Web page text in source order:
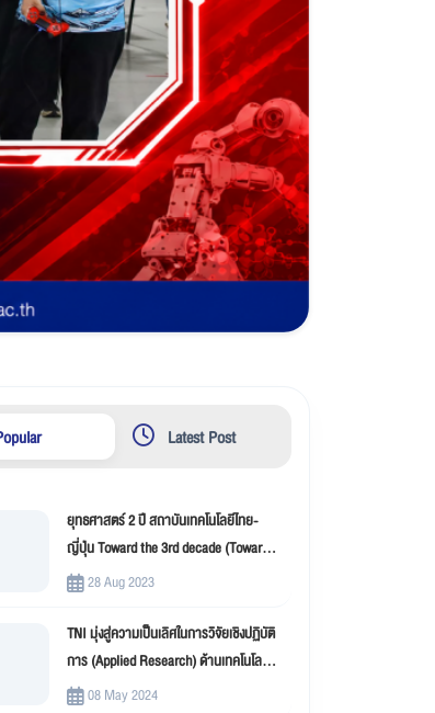
Latest Post
ยุทธศาสตร์ 2 ปี สถาบันเทคโนโลยีไทย-
ญี่ปุ่น Toward the 3rd decade (Toward
New Innovation –TNI)
28 Aug 2023
TNI มุ่งสู่ความเป็นเลิศในการวิจัยเชิงปฏิบัติ
การ (Applied Research) ด้านเทคโนโลยี
สารสนเทศ
08 May 2024